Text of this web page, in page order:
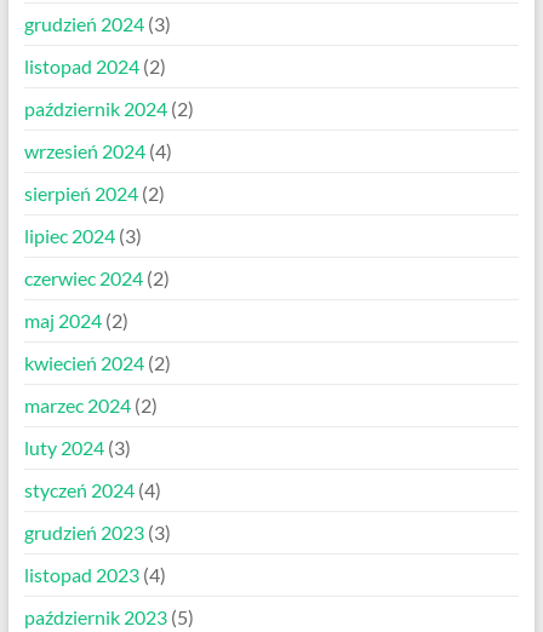
grudzień 2024(3)
listopad 2024(2)
październik 2024(2)
wrzesień 2024(4)
sierpień 2024(2)
lipiec 2024(3)
czerwiec 2024(2)
maj 2024(2)
kwiecień 2024(2)
marzec 2024(2)
luty 2024(3)
styczeń 2024(4)
grudzień 2023(3)
listopad 2023(4)
październik 2023(5)